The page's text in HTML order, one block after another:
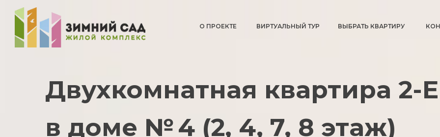
О ПРОЕКТЕ ВЫБРАТЬ КВАРТИРУ
ВИРТУАЛЬНЫЙ ТУР
Двухкомнатная квартира 2-Е
в доме № 4 (2, 4, 7, 8 этаж)